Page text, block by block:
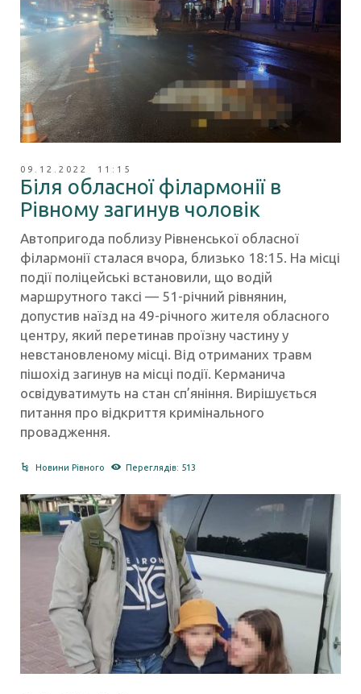
09.12.2022 11:15
Біля обласної філармонії в
Рівному загинув чоловік
Автопригода поблизу Рівненської обласної
філармонії сталася вчора, близько 18:15. На місці
події поліцейські встановили, що водій
маршрутного таксі — 51-річний рівнянин,
допустив наїзд на 49-річного жителя обласного
центру, який перетинав проїзну частину у
невстановленому місці. Від отриманих травм
пішохід загинув на місці події. Керманича
освідуватимуть на стан сп’яніння. Вирішується
питання про відкриття кримінального
провадження.
Новини Рівного Переглядів: 513